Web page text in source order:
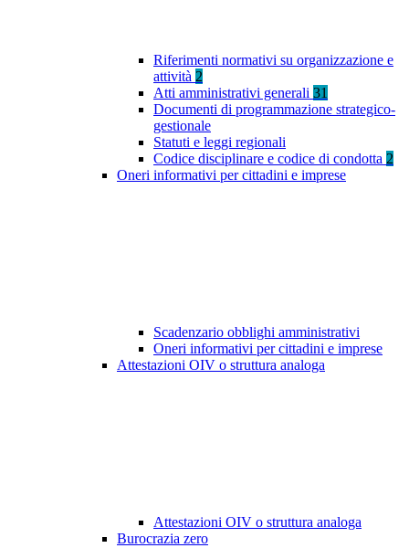
Riferimenti normativi su organizzazione e
attività 2
Atti amministrativi generali 31
Documenti di programmazione strategico-
gestionale
Statuti e leggi regionali
Codice disciplinare e codice di condotta 2
Oneri informativi per cittadini e imprese
Scadenzario obblighi amministrativi
Oneri informativi per cittadini e imprese
Attestazioni OIV o struttura analoga
Attestazioni OIV o struttura analoga
Burocrazia zero